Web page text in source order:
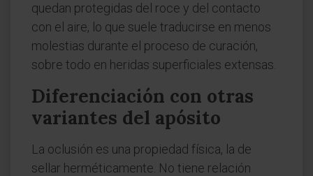
quedan protegidas del roce y del contacto
con el aire, lo que suele traducirse en menos
molestias durante el proceso de curación,
sobre todo en heridas superficiales extensas.
Diferenciación con otras
variantes del apósito
La oclusión es una propiedad física, la de
sellar herméticamente. No tiene relación